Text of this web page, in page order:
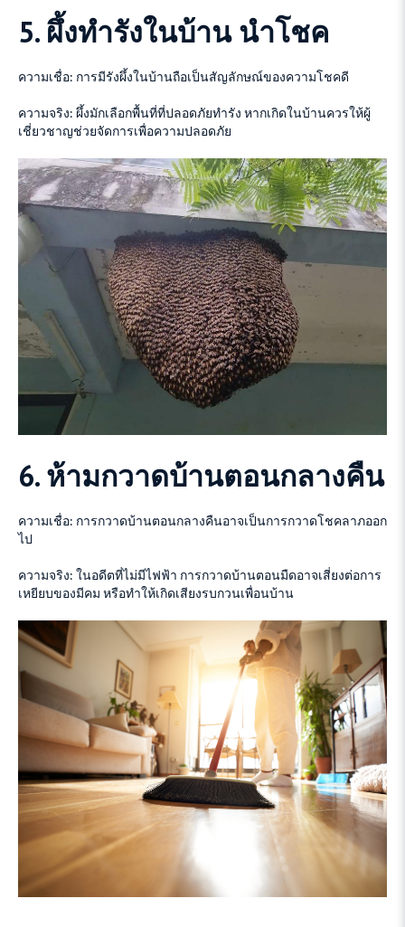
5. ผึ้งทำรังในบ้าน นำโชค
ความเชื่อ: การมีรังผึ้งในบ้านถือเป็นสัญลักษณ์ของความโชคดี
ความจริง: ผึ้งมักเลือกพื้นที่ที่ปลอดภัยทำรัง หากเกิดในบ้านควรให้ผู้
เชี่ยวชาญช่วยจัดการเพื่อความปลอดภัย
6. ห้ามกวาดบ้านตอนกลางคืน
ความเชื่อ: การกวาดบ้านตอนกลางคืนอาจเป็นการกวาดโชคลาภออก
ไป
ความจริง: ในอดีตที่ไม่มีไฟฟ้า การกวาดบ้านตอนมืดอาจเสี่ยงต่อการ
เหยียบของมีคม หรือทำให้เกิดเสียงรบกวนเพื่อนบ้าน